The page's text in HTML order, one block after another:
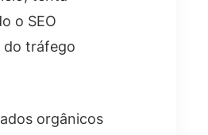
o SEO
do tráfego
orgânicos